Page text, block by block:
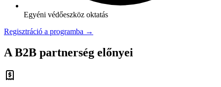
Egyéni védőeszköz oktatás
Regisztráció a programba →
A B2B partnerség előnyei